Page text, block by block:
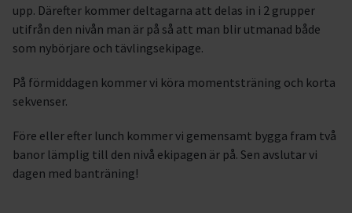
upp. Därefter kommer deltagarna att delas in i 2 grupper
utifrån den nivån man är på så att man blir utmanad både
som nybörjare och tävlingsekipage.
På förmiddagen kommer vi köra momentsträning och korta
sekvenser.
Före eller efter lunch kommer vi gemensamt bygga fram två
banor lämplig till den nivå ekipagen är på. Sen avslutar vi
dagen med banträning!